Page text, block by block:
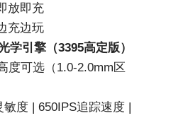
放即充
充边玩
学引擎（3395高定版）
度可选 （1.0-2.0mm区
敏度 | 650IPS追踪速度 |